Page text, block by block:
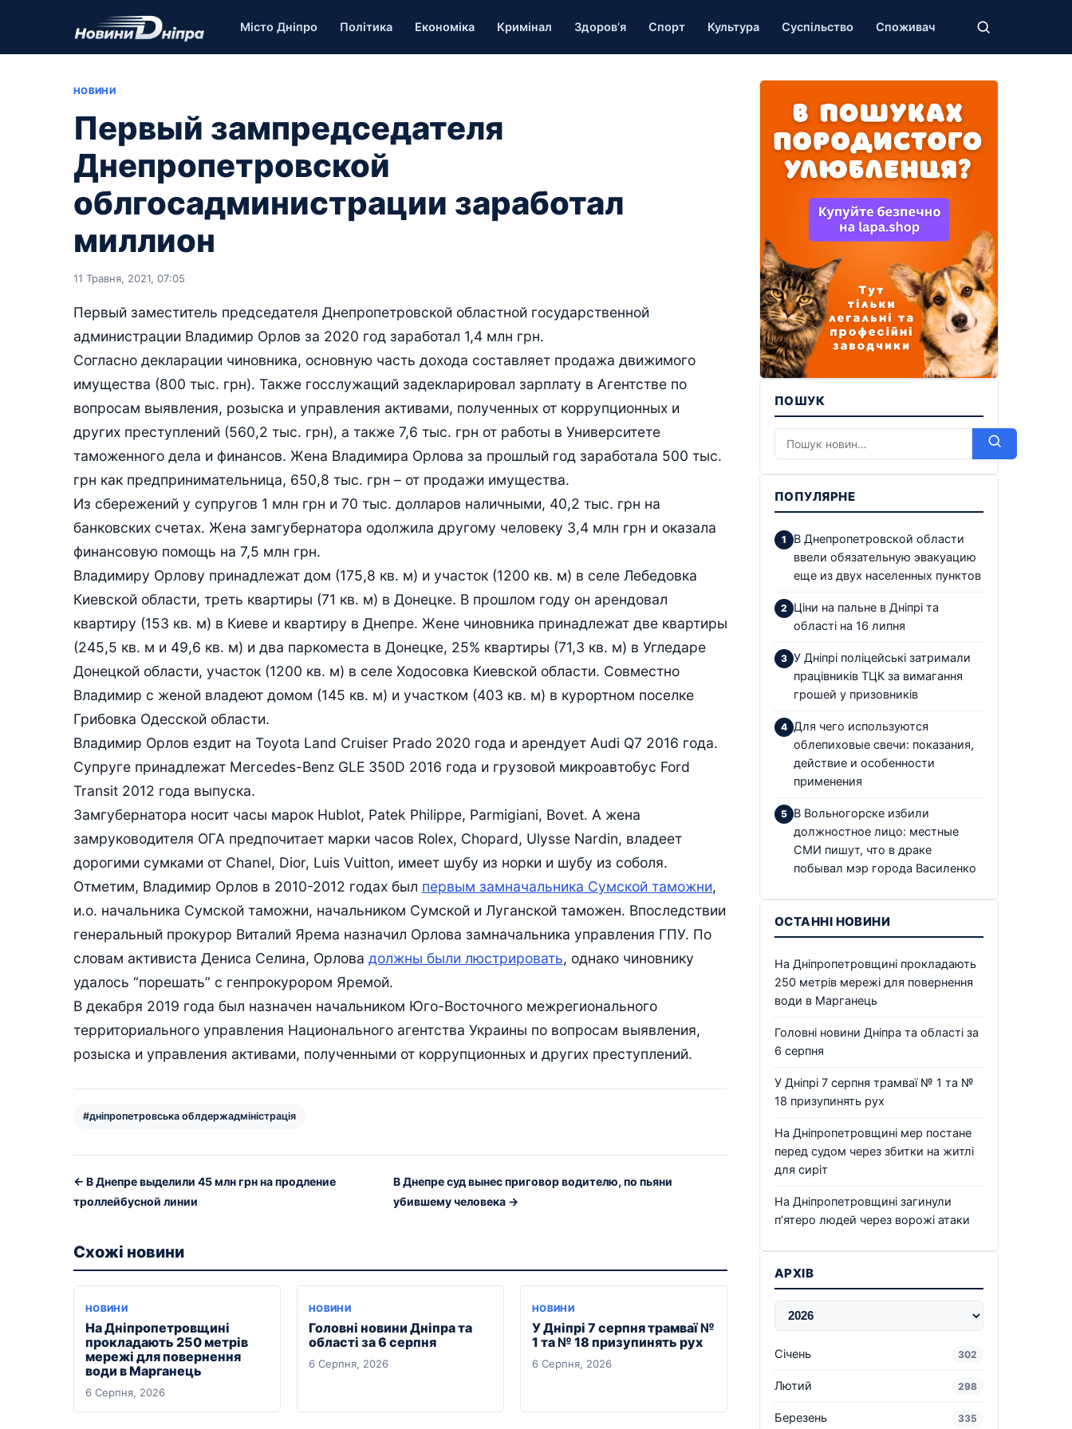
Місто Дніпро Політика Економіка Кримінал Здоров’я Спорт Культура Суспільство Споживач
НОВИНИ
Первый зампредседателя
Днепропетровской
облгосадминистрации заработал
миллион
11 Травня, 2021, 07:05
Первый заместитель председателя Днепропетровской областной государственной
администрации Владимир Орлов за 2020 год заработал 1,4 млн грн.
Согласно декларации чиновника, основную часть дохода составляет продажа движимого
имущества (800 тыс. грн). Также госслужащий задекларировал зарплату в Агентстве по
вопросам выявления, розыска и управления активами, полученных от коррупционных и
других преступлений (560,2 тыс. грн), а также 7,6 тыс. грн от работы в Университете
таможенного дела и финансов. Жена Владимира Орлова за прошлый год заработала 500 тыс.
грн как предпринимательница, 650,8 тыс. грн – от продажи имущества.
Из сбережений у супругов 1 млн грн и 70 тыс. долларов наличными, 40,2 тыс. грн на
банковских счетах. Жена замгубернатора одолжила другому человеку 3,4 млн грн и оказала
финансовую помощь на 7,5 млн грн.
Владимиру Орлову принадлежат дом (175,8 кв. м) и участок (1200 кв. м) в селе Лебедовка
Киевской области, треть квартиры (71 кв. м) в Донецке. В прошлом году он арендовал
квартиру (153 кв. м) в Киеве и квартиру в Днепре. Жене чиновника принадлежат две квартиры
(245,5 кв. м и 49,6 кв. м) и два паркоместа в Донецке, 25% квартиры (71,3 кв. м) в Угледаре
Донецкой области, участок (1200 кв. м) в селе Ходосовка Киевской области. Совместно
Владимир с женой владеют домом (145 кв. м) и участком (403 кв. м) в курортном поселке
Грибовка Одесской области.
Владимир Орлов ездит на Toyota Land Cruiser Prado 2020 года и арендует Audi Q7 2016 года.
Супруге принадлежат Mercedes-Benz GLE 350D 2016 года и грузовой микроавтобус Ford
Transit 2012 года выпуска.
Замгубернатора носит часы марок Hublot, Patek Philippe, Parmigiani, Bovet. А жена
замруководителя ОГА предпочитает марки часов Rolex, Chopard, Ulysse Nardin, владеет
дорогими сумками от Chanel, Dior, Luis Vuitton, имеет шубу из норки и шубу из соболя.
Отметим, Владимир Орлов в 2010-2012 годах был первым замначальника Сумской таможни,
и.о. начальника Сумской таможни, начальником Сумской и Луганской таможен. Впоследствии
генеральный прокурор Виталий Ярема назначил Орлова замначальника управления ГПУ. По
словам активиста Дениса Селина, Орлова должны были люстрировать, однако чиновнику
удалось “порешать” с генпрокурором Яремой.
В декабря 2019 года был назначен начальником Юго-Восточного межрегионального
территориального управления Национального агентства Украины по вопросам выявления,
розыска и управления активами, полученными от коррупционных и других преступлений.
#дніпропетровська облдержадміністрація
← В Днепре выделили 45 млн грн на продление
троллейбусной линии
В Днепре суд вынес приговор водителю, по пьяни
убившему человека →
Схожі новини
НОВИНИ
На Дніпропетровщині
прокладають 250 метрів
мережі для повернення
води в Марганець
6 Серпня, 2026
НОВИНИ
Головні новини Дніпра та
області за 6 серпня
6 Серпня, 2026
НОВИНИ
У Дніпрі 7 серпня трамваї №
1 та № 18 призупинять рух
6 Серпня, 2026
ПОШУК
ПОПУЛЯРНЕ
В Днепропетровской области
ввели обязательную эвакуацию
еще из двух населенных пунктов
Ціни на пальне в Дніпрі та
області на 16 липня
У Дніпрі поліцейські затримали
працівників ТЦК за вимагання
грошей у призовників
Для чего используются
облепиховые свечи: показания,
действие и особенности
применения
В Вольногорске избили
должностное лицо: местные
СМИ пишут, что в драке
побывал мэр города Василенко
ОСТАННІ НОВИНИ
На Дніпропетровщині прокладають
250 метрів мережі для повернення
води в Марганець
Головні новини Дніпра та області за
6 серпня
У Дніпрі 7 серпня трамваї № 1 та №
18 призупинять рух
На Дніпропетровщині мер постане
перед судом через збитки на житлі
для сиріт
На Дніпропетровщині загинули
п’ятеро людей через ворожі атаки
АРХІВ
Січень 302
Лютий 298
Березень 335